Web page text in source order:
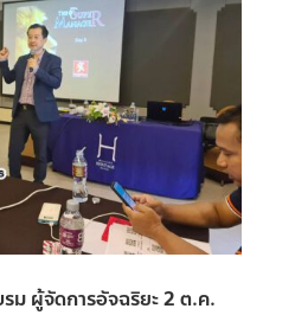
ม ผู้จัดการอัจฉริยะ 2 ต.ค.